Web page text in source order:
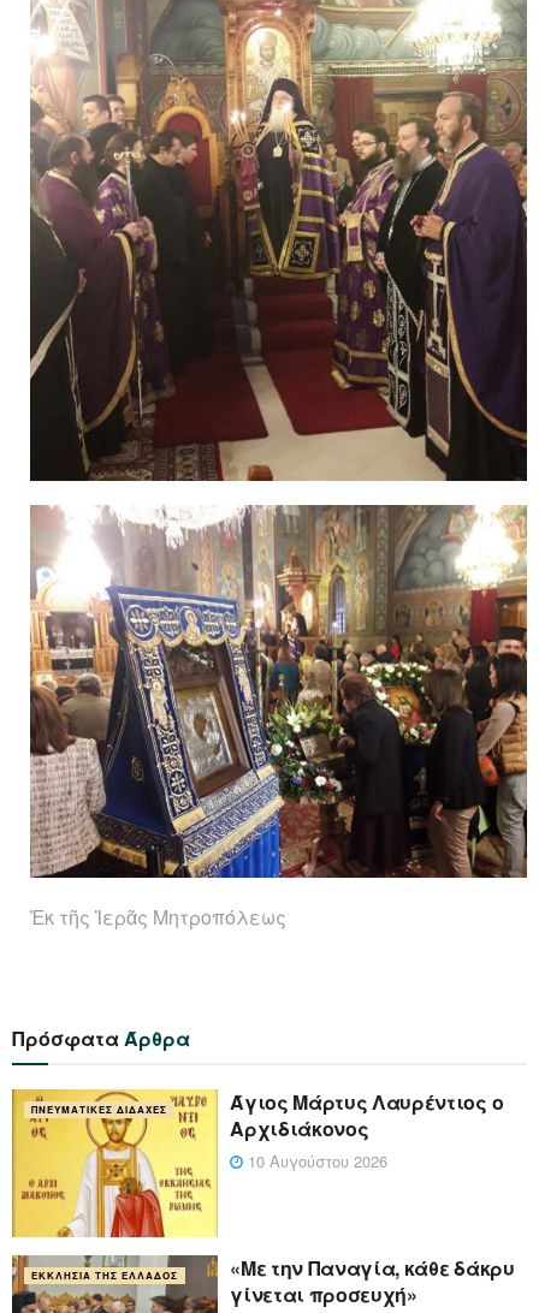
Ἐκ τῆς Ἱερᾶς Μητροπόλεως
ΠρόσφαταΆρθρα
ΠΝΕΥΜΑΤΙΚΈΣ ΔΙΔΑΧΈΣ
Άγιος Μάρτυς Λαυρέντιος ο
Αρχιδιάκονος
10 Αυγούστου 2026
ΕΚΚΛΗΣΊΑ ΤΗΣ ΕΛΛΆΔΟΣ
«Με την Παναγία, κάθε δάκρυ
γίνεται προσευχή»